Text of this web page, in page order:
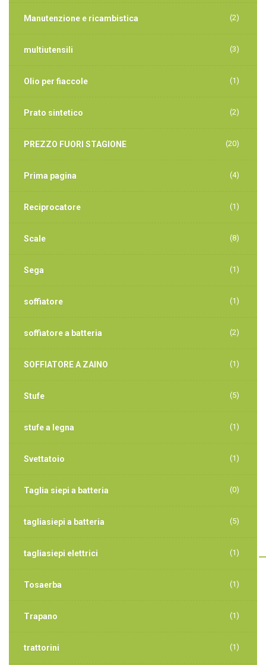
Manutenzione e ricambistica (2)
multiutensili (3)
Olio per fiaccole (1)
Prato sintetico (2)
PREZZO FUORI STAGIONE (20)
Prima pagina (4)
Reciprocatore (1)
Scale (8)
Sega (1)
soffiatore (1)
soffiatore a batteria (2)
SOFFIATORE A ZAINO (1)
Stufe (5)
stufe a legna (1)
Svettatoio (1)
Taglia siepi a batteria (0)
tagliasiepi a batteria (5)
tagliasiepi elettrici (1)
Tosaerba (1)
Trapano (1)
trattorini (1)